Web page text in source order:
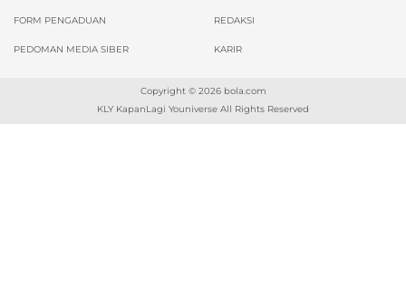
FORM PENGADUAN REDAKSI
PEDOMAN MEDIA SIBER KARIR
Copyright © 2026 bola.com
KLY KapanLagi Youniverse All Rights Reserved